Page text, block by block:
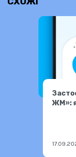
ЖМ»: